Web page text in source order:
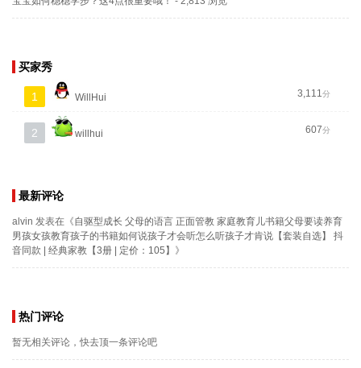
买家秀
1 WillHui 3,111 分
2 willhui 607分
最新评论
alvin 发表在《自驱型成长 父母的语言 正面管教 家庭教育儿书籍父母要读养育
男孩女孩教育孩子的书籍如何说孩子才会听怎么听孩子才肯说【套装自选】 抖
音同款 | 经典家教【3册 | 定价：105】 》
热门评论
暂无相关评论，快去顶一条评论吧